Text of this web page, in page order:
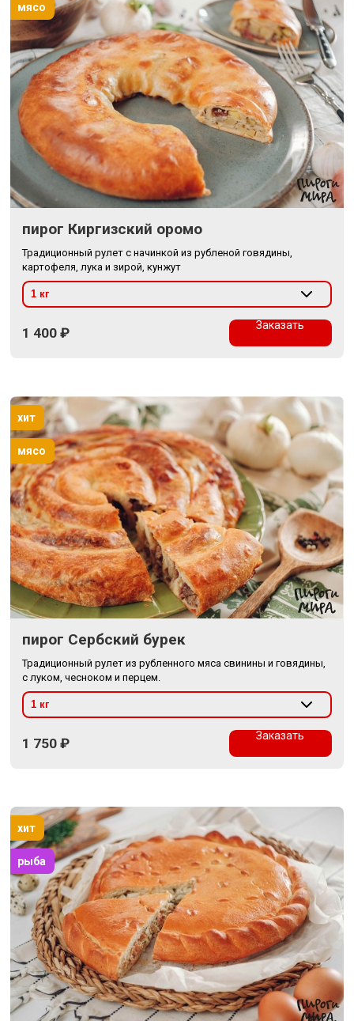
пирог Киргизский оромо
Традиционный рулет с начинкой из рубленой говядины,
картофеля, лука и зирой, кунжут
1 400 ₽ Заказать
мясо
пирог Сербский бурек
Традиционный рулет из рубленного мяса свинины и говядины,
с луком, чесноком и перцем.
1 750 ₽ Заказать
хит
мясо
хит
рыба